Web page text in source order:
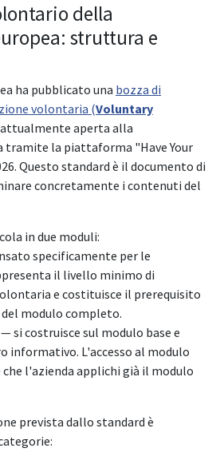
della
struttura e
ha pubblicato una bozza di
volontaria (Voluntary
aperta alla
tramite la piattaforma "Have Your
Questo standard è il documento di
concretamente i contenuti del
in due moduli:
specificamente per le
il livello minimo di
e costituisce il prerequisito
modulo completo.
si costruisce sul modulo base e
informativo. L'accesso al modulo
l'azienda applichi già il modulo
prevista dallo standard è